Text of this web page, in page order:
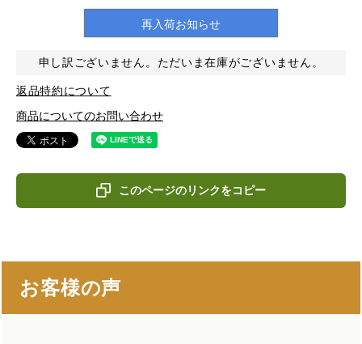
再入荷お知らせ
申し訳ございません。ただいま在庫がございません。
返品特約について
商品についてのお問い合わせ
このページのリンクをコピー
お客様の声